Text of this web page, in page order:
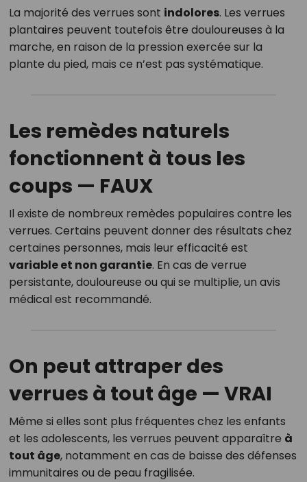
La majorité des verrues sont indolores. Les verrues
plantaires peuvent toutefois être douloureuses à la
marche, en raison de la pression exercée sur la
plante du pied, mais ce n’est pas systématique.
Les remèdes naturels
fonctionnent à tous les
coups — FAUX
Il existe de nombreux remèdes populaires contre les
verrues. Certains peuvent donner des résultats chez
certaines personnes, mais leur efficacité est
variable et non garantie. En cas de verrue
persistante, douloureuse ou qui se multiplie, un avis
médical est recommandé.
On peut attraper des
verrues à tout âge — VRAI
Même si elles sont plus fréquentes chez les enfants
et les adolescents, les verrues peuvent apparaître à
tout âge, notamment en cas de baisse des défenses
immunitaires ou de peau fragilisée.